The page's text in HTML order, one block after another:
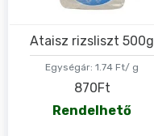
Egységár: 1.74 Ft/ g
Ataisz rizsliszt 500g
870Ft
Rendelhető